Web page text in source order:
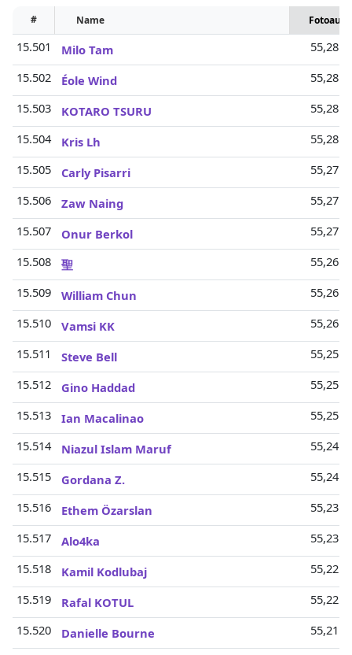
# Name
15.501 Milo Tam
55,28
15.502
Éole Wind
55,28
15.503
KOTARO TSURU
55,28
15.504
Kris Lh
55,28
15.505
Carly Pisarri
55,27
15.506
Zaw Naing
55,27
15.507
Onur Berkol
55,27
15.508
聖
55,26
15.509
William Chun
55,26
15.510
Vamsi KK
55,26
15.511
Steve Bell
55,25
15.512
Gino Haddad
55,25
15.513
Ian Macalinao
55,25
15.514
Niazul Islam Maruf
55,24
15.515
Gordana Z.
55,24
15.516
Ethem Özarslan
55,23
15.517
Alo4ka
55,23
15.518
Kamil Kodlubaj
55,22
15.519
Rafal KOTUL
55,22
15.520
Danielle Bourne
55,21